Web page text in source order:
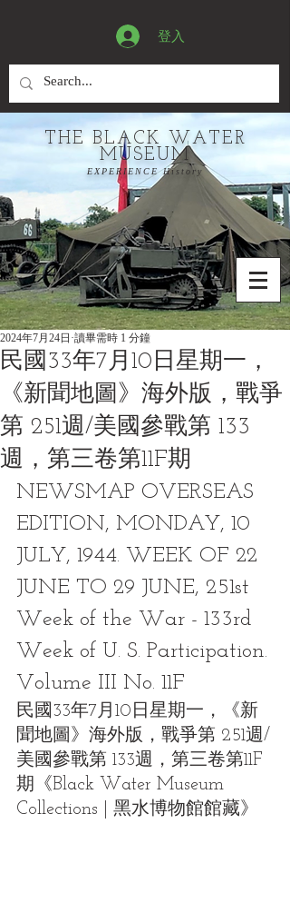
登入
THE BLACK WATER
MUSEUM
EXPERIENCE History
民國33年7月10日星期一，
《新聞地圖》海外版，戰爭
第 251週/美國參戰第 133
週，第三卷第11F期
2024年7月24日 讀畢需時 1 分鐘
NEWSMAP OVERSEAS
EDITION, MONDAY, 10
JULY, 1944. WEEK OF 22
JUNE TO 29 JUNE, 251st
Week of the War - 133rd
Week of U. S. Participation.
Volume III No. 11F
民國33年7月10日星期一，《新
聞地圖》海外版，戰爭第 251週/
美國參戰第 133週，第三卷第11F
期《Black Water Museum
Collections | 黑水博物館館藏》